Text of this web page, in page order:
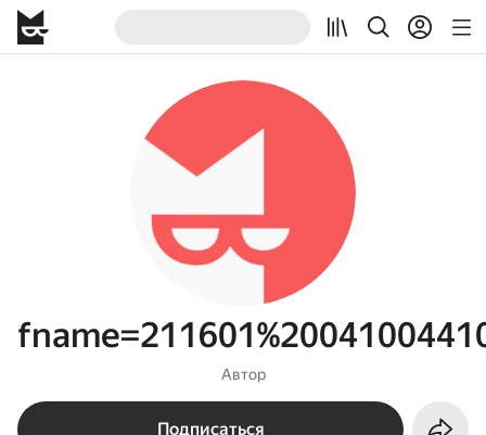
Автор
Подписаться